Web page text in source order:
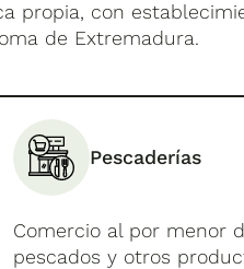
propia, con
de Extremadura.
Pescaderías
Comercio al por menor
pescados y otros